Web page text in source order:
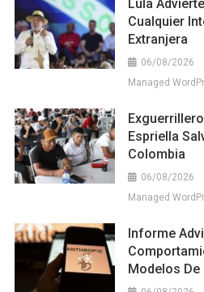
Lula
Cualquier
Extranjera
06/08/2026
Managed
Espriella
Colombia
06/08/2026
Managed
Informe
Modelos De